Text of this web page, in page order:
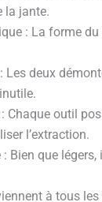
la jante.
: La forme
Les deux
Chaque outil
l’extraction.
: Bien que
à tous